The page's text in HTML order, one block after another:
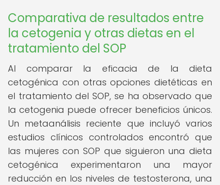
Comparativa de resultados entre
la cetogenia y otras dietas en el
tratamiento del SOP
Al comparar la eficacia de la dieta
cetogénica con otras opciones dietéticas en
el tratamiento del SOP, se ha observado que
la cetogenia puede ofrecer beneficios únicos.
Un metaanálisis reciente que incluyó varios
estudios clínicos controlados encontró que
las mujeres con SOP que siguieron una dieta
cetogénica experimentaron una mayor
reducción en los niveles de testosterona, una